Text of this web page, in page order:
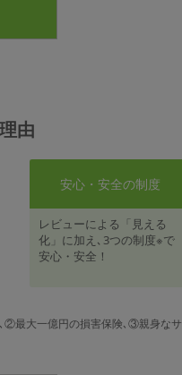
由
安心・安全の制度
レビューによる「見える
化」に加え､3つの制度※で
安心・安全！
②最大一億円の損害保険､③親身なサ